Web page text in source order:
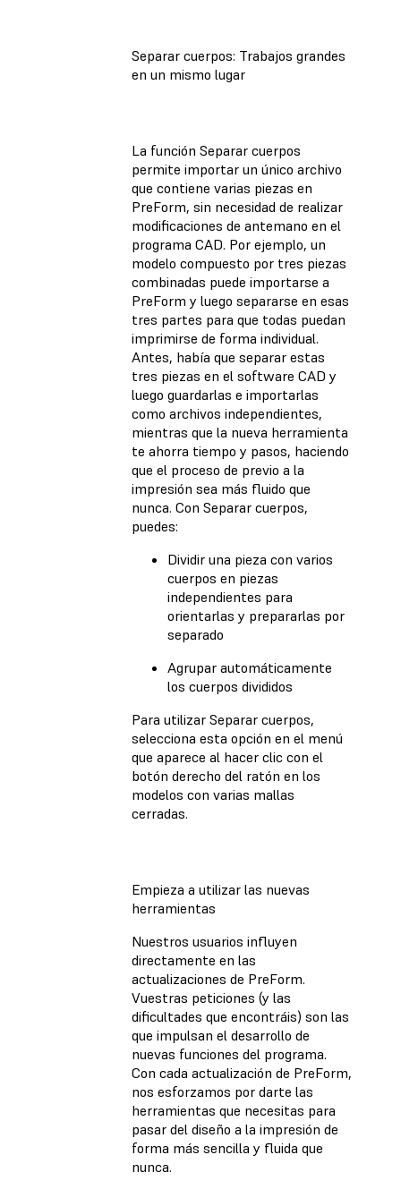
Separar cuerpos: Trabajos grandes
en un mismo lugar
La función Separar cuerpos
permite importar un único archivo
que contiene varias piezas en
PreForm, sin necesidad de realizar
modificaciones de antemano en el
programa CAD. Por ejemplo, un
modelo compuesto por tres piezas
combinadas puede importarse a
PreForm y luego separarse en esas
tres partes para que todas puedan
imprimirse de forma individual.
Antes, había que separar estas
tres piezas en el software CAD y
luego guardarlas e importarlas
como archivos independientes,
mientras que la nueva herramienta
te ahorra tiempo y pasos, haciendo
que el proceso de previo a la
impresión sea más fluido que
nunca. Con Separar cuerpos,
puedes:
Dividir una pieza con varios
cuerpos en piezas
independientes para
orientarlas y prepararlas por
separado
Agrupar automáticamente
los cuerpos divididos
Para utilizar Separar cuerpos,
selecciona esta opción en el menú
que aparece al hacer clic con el
botón derecho del ratón en los
modelos con varias mallas
cerradas.
Empieza a utilizar las nuevas
herramientas
Nuestros usuarios influyen
directamente en las
actualizaciones de PreForm.
Vuestras peticiones (y las
dificultades que encontráis) son las
que impulsan el desarrollo de
nuevas funciones del programa.
Con cada actualización de PreForm,
nos esforzamos por darte las
herramientas que necesitas para
pasar del diseño a la impresión de
forma más sencilla y fluida que
nunca.